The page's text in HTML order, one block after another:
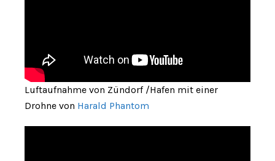
Luftaufnahme von Zündorf /Hafen mit einer
Drohne von Harald Phantom